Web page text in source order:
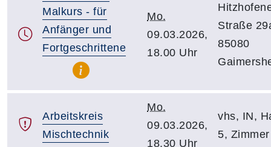
Malkurs - für
Anfänger und
Fortgeschrittene
Mo.
09.03.2026,
18.00 Uhr
Straße
85080
Arbeitskreis
Mischtechnik
Mo.
09.03.2026,
18.30 Uhr
vhs, IN,
5,